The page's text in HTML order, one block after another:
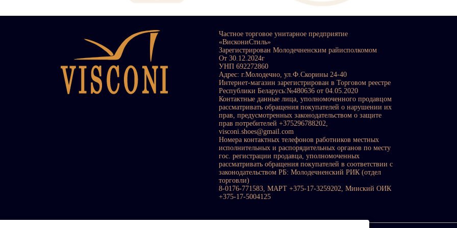
Частное торговое унитарное предприятие
«ВискониСтиль»
Зарегистрирован Молодечненским райисполкомом
От 30.12.2024г
УНП 692272860
Адрес: г.Молодечно, ул.Ф.Скорины 24-40
Интернет-магазин зарегистрирован в Торговом реестре
Республики Беларусь:№480636 от 04.05.2020
Контактные данные лица, уполномоченного продавцом
рассматривать обращения покупателей о нарушении их
прав, предусмотренных законодательством о защите
прав потребителей +375296788202,
visconi.shoes@gmail.com
Номера контактных телефонов работников местных
исполнительных и распорядительных органов по месту
гос. регистрации продавца, уполномоченных
рассматривать обращения покупателей в соответствии с
законодательством РБ: Молодечненский РИК (отдел
торговли)
8-0176-771583, МАРТ +375-17-3259202, Минский ОИК
+375-17-5004125